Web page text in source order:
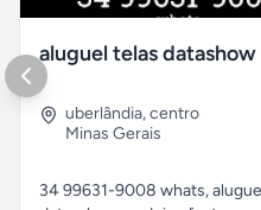
uberlândia,centro
Minas Gerais
34 99631-9008 whats,